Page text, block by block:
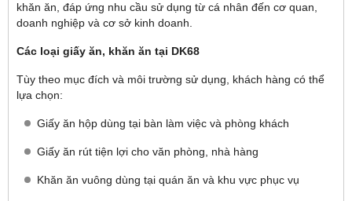
khăn ăn, đáp ứng nhu cầu sử dụng từ cá nhân đến cơ quan,
doanh nghiệp và cơ sở kinh doanh.
Các loại giấy ăn, khăn ăn tại DK68
Tùy theo mục đích và môi trường sử dụng, khách hàng có thể
lựa chọn:
Giấy ăn hộp dùng tại bàn làm việc và phòng khách
Giấy ăn rút tiện lợi cho văn phòng, nhà hàng
Khăn ăn vuông dùng tại quán ăn và khu vực phục vụ